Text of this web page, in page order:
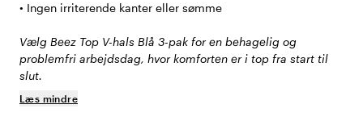
• Ingen irriterende kanter eller sømme
Vælg Beez Top V-hals Blå 3-pak for en behagelig og
problemfri arbejdsdag, hvor komforten er i top fra start til
slut.
Læs mindre